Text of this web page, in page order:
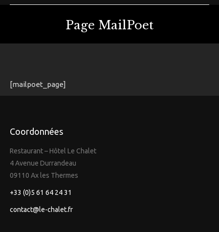
Page MailPoet
[mailpoet_page]
Coordonnées
Restaurant – Hôtel Le Chalet
4 Avenue Durrandeau
09110 Ax les Thermes
+33 (0)5 61 64 24 31
contact@le-chalet.fr